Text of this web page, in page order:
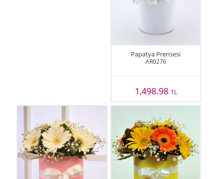
Papatya Prensesi
AR0276
1,498.98 TL